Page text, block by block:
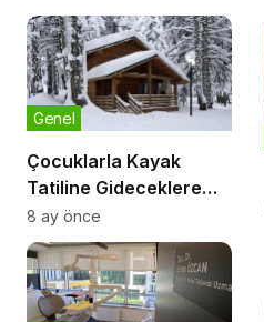
Çocuklarla Kayak
Tatiline Gideceklere
Öneriler
Genel
8 ay önce